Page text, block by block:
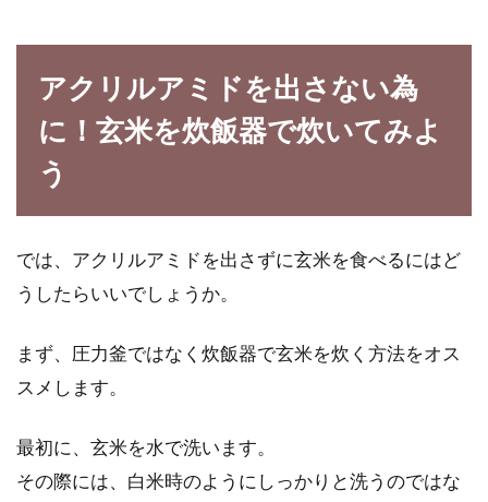
アクリルアミドを出さない為
に！玄米を炊飯器で炊いてみよ
う
では、アクリルアミドを出さずに玄米を食べるにはど
うしたらいいでしょうか。
まず、圧力釜ではなく炊飯器で玄米を炊く方法をオス
スメします。
最初に、玄米を水で洗います。
その際には、白米時のようにしっかりと洗うのではな